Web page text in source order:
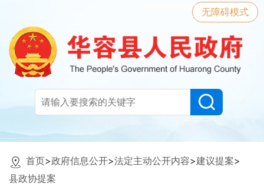
无障碍模式
首页>政府信息公开>法定主动公开内容>建议提案>
县政协提案